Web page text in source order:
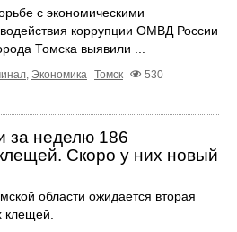
с экономическими
коррупции ОМВД России
Томска выявили ...
, Экономика Томск
530
за неделю 186
Скоро у них новый
области ожидается вторая
клещей.